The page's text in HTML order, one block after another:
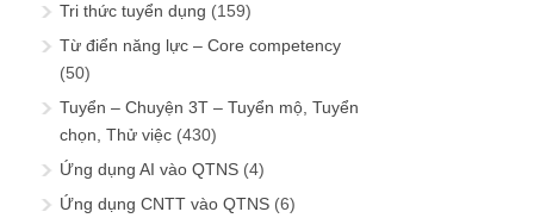
Tri thức tuyển dụng (159)
Từ điển năng lực – Core competency
(50)
Tuyển – Chuyện 3T – Tuyển mộ, Tuyển
chọn, Thử việc (430)
Ứng dụng AI vào QTNS (4)
Ứng dụng CNTT vào QTNS (6)